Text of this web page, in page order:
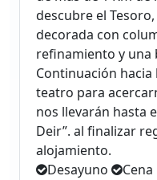
descubre el
decorada con
refinamiento y una
Continuación hacia
teatro para
nos llevarán hasta
Deir”. al finalizar
alojamiento.
Desayuno
Cena